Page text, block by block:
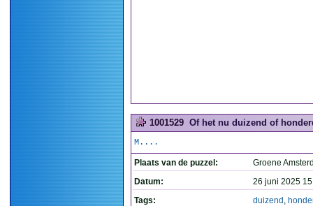
1001529 Of het nu duizend of
M....
Plaats van de puzzel:
Groene
Datum:
26 juni 2025
Tags:
duizend ,